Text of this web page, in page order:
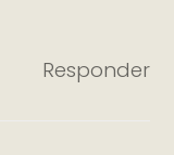
Responder